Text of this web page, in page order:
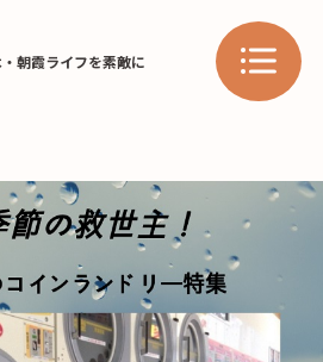
朝霞ライフを素敵に
暮らし
学び・教育